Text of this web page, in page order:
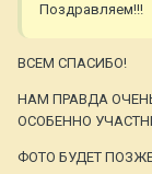
Поздравляем!!!
ВСЕМ СПАСИБО!
НАМ ПРАВДА
ОСОБЕННО
ФОТО БУДЕТ